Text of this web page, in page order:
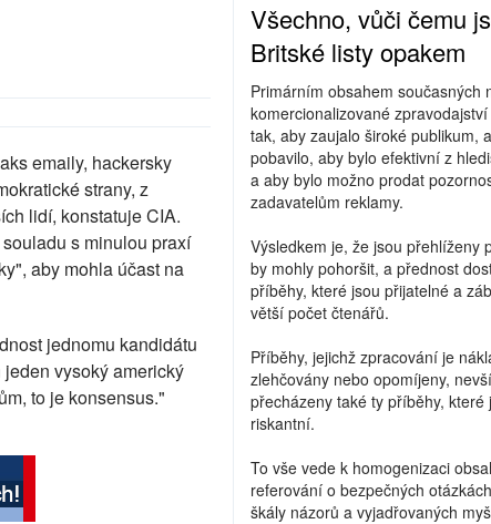
emaily, hackersky
strany, z
lidí, konstatuje CIA.
s minulou praxí
aby mohla účast na
jednomu kandidátu
vysoký americký
to je konsensus."
Všechno, vůči čemu
Britské listy opakem
Primárním obsahem současných
komercionalizované
tak, aby zaujalo široké publikum,
pobavilo, aby bylo efektivní z
a aby bylo možno prodat
zadavatelům reklamy.
Výsledkem je, že jsou přehlíženy
by mohly pohoršit, a přednost
příběhy, které jsou přijatelné a
větší počet čtenářů.
Příběhy, jejichž zpracování je
zlehčovány nebo opomíjeny,
přecházeny také ty příběhy, které
riskantní.
To vše vede k homogenizaci
referování o bezpečných
škály názorů a vyjadřovaných